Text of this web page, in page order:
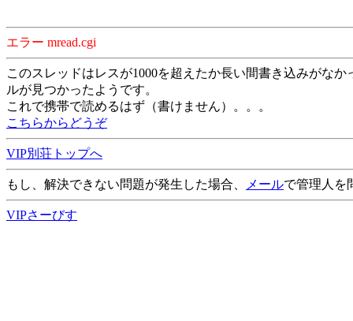
エラー mread.cgi
このスレッドはレスが1000を超えたか長い間書き込みがな
ルが見つかったようです。
これで携帯で読めるはず（書けません）。。。
こちらからどうぞ
VIP別荘トップへ
もし、解決できない問題が発生した場合、 メールで管理人を
VIPさーびす